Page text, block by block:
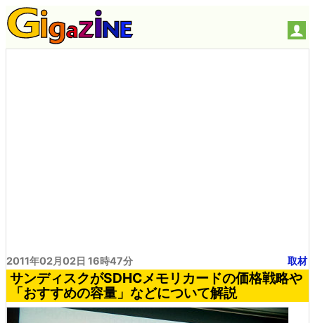
2011年02月02日 16時47分 取材
サンディスクがSDHCメモリカードの価格戦略や
「おすすめの容量」などについて解説